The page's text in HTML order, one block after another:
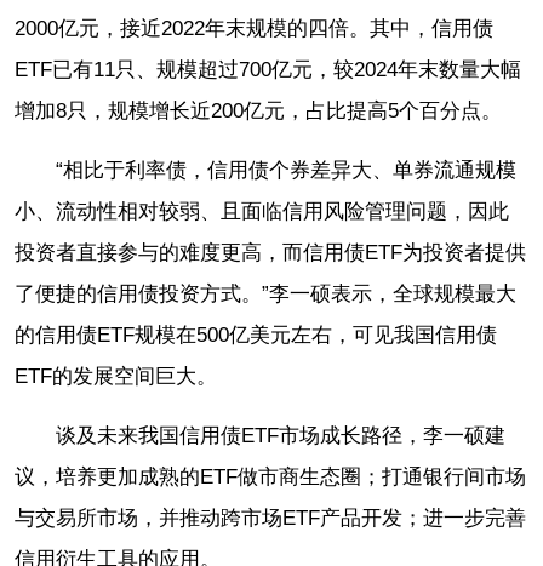
2000亿元，接近2022年末规模的四倍。其中，信用债
ETF已有11只、规模超过700亿元，较2024年末数量大幅
增加8只，规模增长近200亿元，占比提高5个百分点。
“相比于利率债，信用债个券差异大、单券流通规模
小、流动性相对较弱、且面临信用风险管理问题，因此
投资者直接参与的难度更高，而信用债ETF为投资者提供
了便捷的信用债投资方式。”李一硕表示，全球规模最大
的信用债ETF规模在500亿美元左右，可见我国信用债
ETF的发展空间巨大。
谈及未来我国信用债ETF市场成长路径，李一硕建
议，培养更加成熟的ETF做市商生态圈；打通银行间市场
与交易所市场，并推动跨市场ETF产品开发；进一步完善
信用衍生工具的应用。